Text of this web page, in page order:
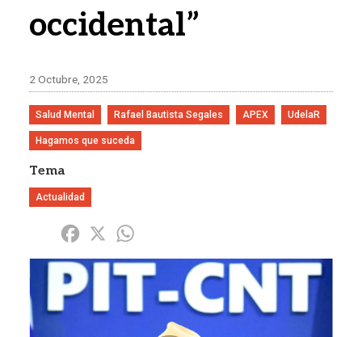
occidental”
2 Octubre, 2025
Salud Mental Rafael Bautista Segales APEX UdelaR
Hagamos que suceda
Tema
Actualidad
Share Facebook
X
Imagen